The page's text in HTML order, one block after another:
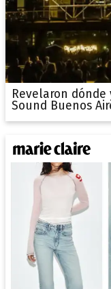
Revelaron
Sound Buenos